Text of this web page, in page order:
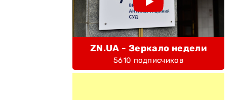
ZN.UA - Зеркало недели
5610 подписчиков